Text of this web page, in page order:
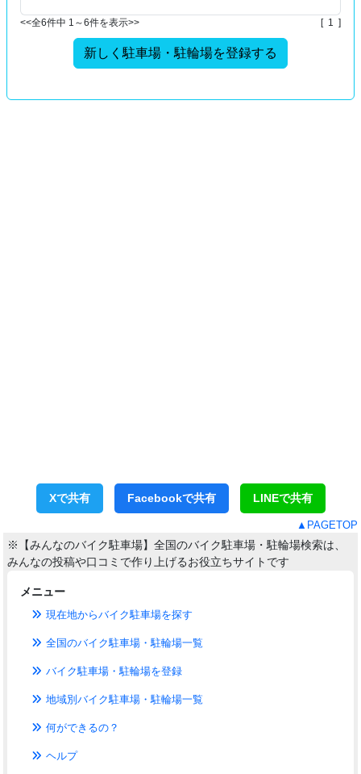
<<全6件中 1～6件を表示>> [ 1 ]
新しく駐車場・駐輪場を登録する
Xで共有 Facebookで共有 LINEで共有
▲PAGETOP
※【みんなのバイク駐車場】全国のバイク駐車場・駐輪場検索は、
みんなの投稿や口コミで作り上げるお役立ちサイトです
メニュー
現在地からバイク駐車場を探す
全国のバイク駐車場・駐輪場一覧
バイク駐車場・駐輪場を登録
地域別バイク駐車場・駐輪場一覧
何ができるの？
ヘルプ